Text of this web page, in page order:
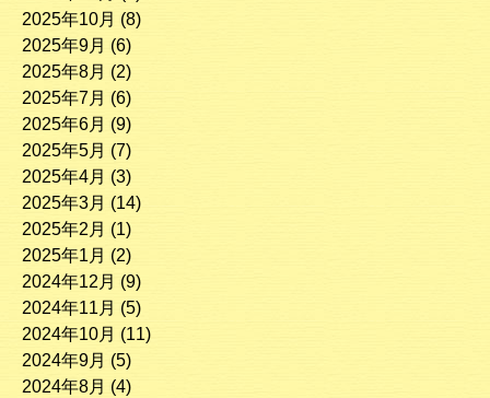
2025年10月 (8)
2025年9月 (6)
2025年8月 (2)
2025年7月 (6)
2025年6月 (9)
2025年5月 (7)
2025年4月 (3)
2025年3月 (14)
2025年2月 (1)
2025年1月 (2)
2024年12月 (9)
2024年11月 (5)
2024年10月 (11)
2024年9月 (5)
2024年8月 (4)